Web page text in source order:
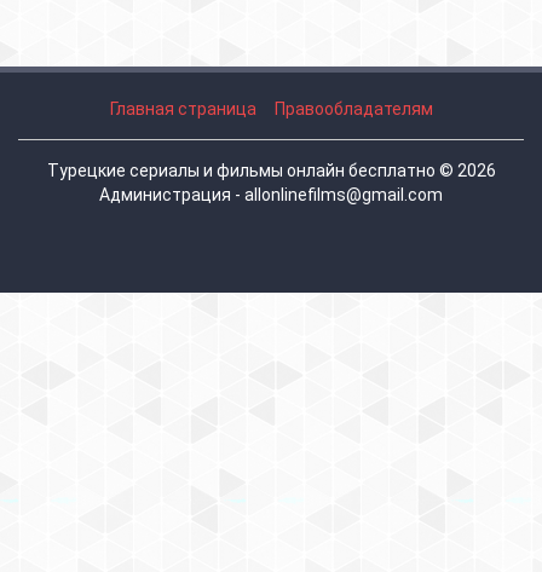
Главная страница Правообладателям
Турецкие сериалы и фильмы онлайн бесплатно © 2026
Администрация - allonlinefilms@gmail.com